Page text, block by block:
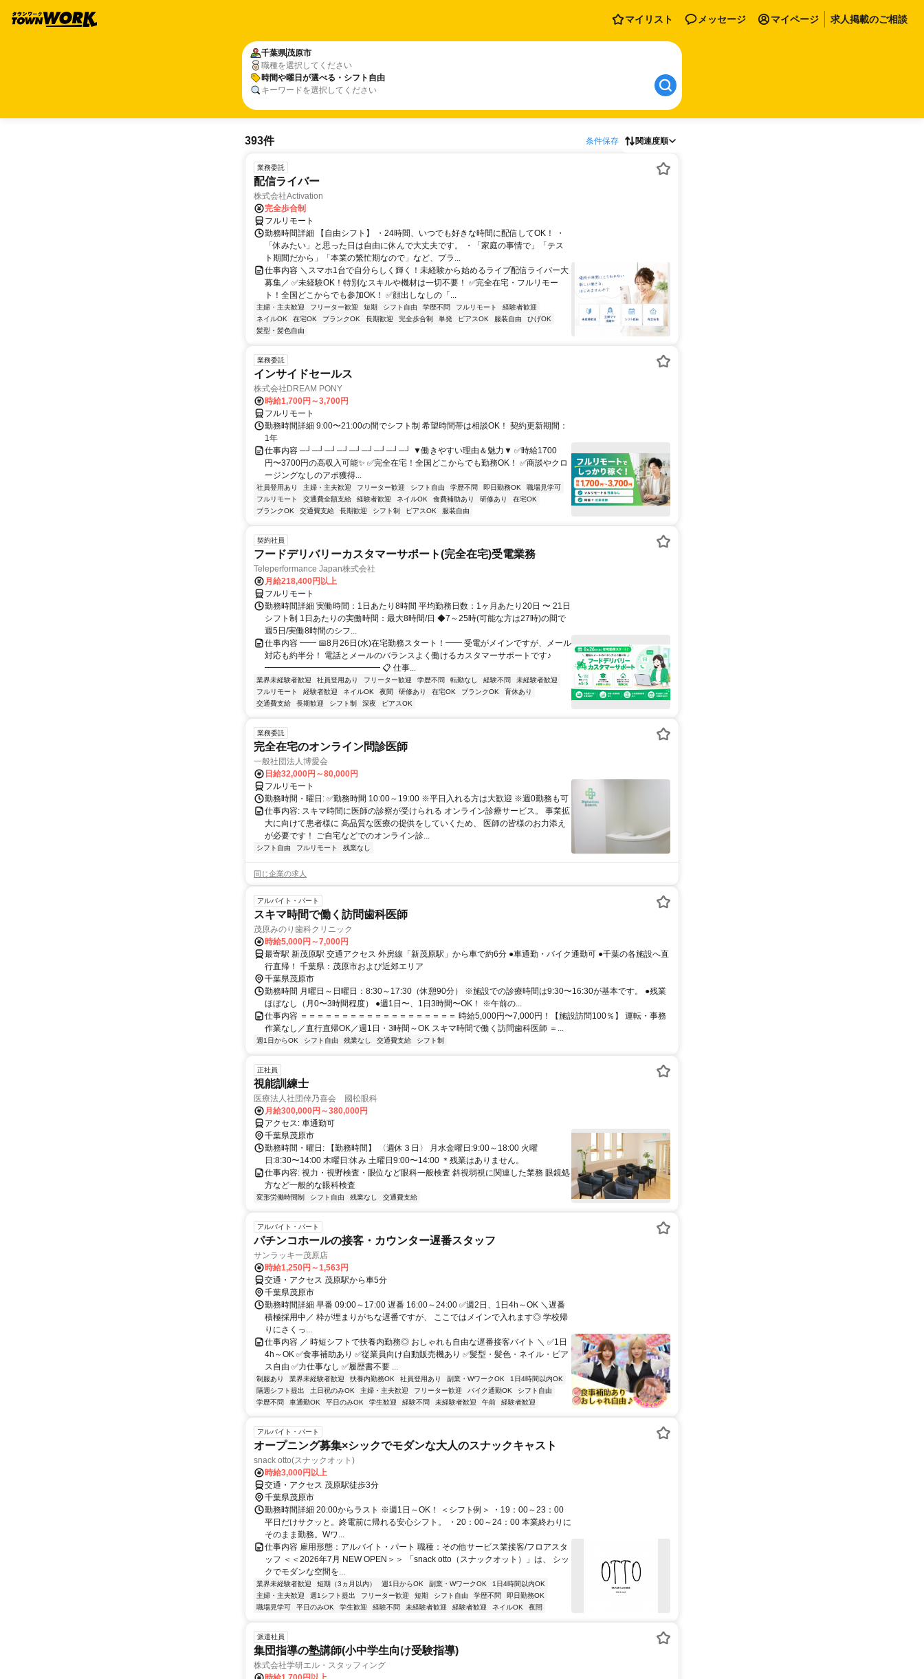
マイリスト メッセージ マイページ 求人掲載のご相談
千葉県茂原市
職種を選択してください
時間や曜日が選べる・シフト自由
キーワードを選択してください
393件 条件保存 関連度順
業務委託
配信ライバー
株式会社Activation
完全歩合制
フルリモート
勤務時間詳細 【自由シフト】 ・24時間、いつでも好きな時間に配信してOK！ ・
「休みたい」と思った日は自由に休んで大丈夫です。 ・「家庭の事情で」「テス
ト期間だから」「本業の繁忙期なので」など、プラ...
仕事内容 ＼スマホ1台で自分らしく輝く！未経験から始めるライブ配信ライバー大
募集／ ✅未経験OK！特別なスキルや機材は一切不要！ ✅完全在宅・フルリモー
ト！全国どこからでも参加OK！ ✅顔出しなしの「...
主婦・主夫歓迎 フリーター歓迎 短期 シフト自由 学歴不問 フルリモート
経験者歓迎
ネイルOK
在宅OK ブランクOK 長期歓迎 完全歩合制 単発 ピアスOK 服装自由
ひげOK
髪型・髪色自由
業務委託
インサイドセールス
株式会社DREAM PONY
時給1,700円～3,700円
フルリモート
勤務時間詳細 9:00〜21:00の間でシフト制 希望時間帯は相談OK！ 契約更新期間：
1年
仕事内容 ─┘─┘─┘─┘─┘─┘─┘─┘─┘ ▼働きやすい理由＆魅力▼ ✅時給1700
円〜3700円の高収入可能✨ ✅完全在宅！全国どこからでも勤務OK！ ✅商談やクロ
ージングなしのアポ獲得...
社員登用あり 主婦・主夫歓迎 フリーター歓迎 シフト自由 学歴不問 即日勤務OK
職場見学可
フルリモート
交通費全額支給 経験者歓迎 ネイルOK 食費補助あり 研修あり
在宅OK
ブランクOK
交通費支給 長期歓迎 シフト制 ピアスOK 服装自由
契約社員
フードデリバリーカスタマーサポート(完全在宅)受電業務
Teleperformance Japan株式会社
月給218,400円以上
フルリモート
勤務時間詳細 実働時間：1日あたり8時間 平均勤務日数：1ヶ月あたり20日 〜 21日
シフト制 1日あたりの実働時間：最大8時間/日 ◆7～25時(可能な方は27時)の間で
週5日/実働8時間のシフ...
仕事内容 ━━ 📅8月26日(水)在宅勤務スタート！━━ 受電がメインですが、メール
対応も約半分！ 電話とメールのバランスよく働けるカスタマーサポートです♪
━━━━━━━━━━━━━━ 📋 仕事...
業界未経験者歓迎 社員登用あり フリーター歓迎 学歴不問 転勤なし 経験不問
未経験者歓迎
フルリモート
経験者歓迎 ネイルOK 夜間 研修あり 在宅OK ブランクOK
育休あり
交通費支給
長期歓迎 シフト制 深夜 ピアスOK
業務委託
完全在宅のオンライン問診医師
一般社団法人博愛会
日給32,000円～80,000円
フルリモート
勤務時間・曜日: ✅勤務時間 10:00～19:00 ※平日入れる方は大歓迎 ※週0勤務も可
仕事内容: スキマ時間に医師の診察が受けられる オンライン診療サービス。 事業拡
大に向けて患者様に 高品質な医療の提供をしていくため、 医師の皆様のお力添え
が必要です！ ご自宅などでのオンライン診...
シフト自由 フルリモート 残業なし
同じ企業の求人
アルバイト・パート
スキマ時間で働く訪問歯科医師
茂原みのり歯科クリニック
時給5,000円～7,000円
最寄駅 新茂原駅 交通アクセス 外房線「新茂原駅」から車で約6分 ●車通勤・バイク通勤可 ●千葉の各施設へ直
行直帰！ 千葉県：茂原市および近郊エリア
千葉県茂原市
勤務時間 月曜日～日曜日：8:30～17:30（休憩90分） ※施設での診療時間は9:30〜16:30が基本です。 ●残業
ほぼなし（月0〜3時間程度） ●週1日〜、1日3時間〜OK！ ※午前の...
仕事内容 ＝＝＝＝＝＝＝＝＝＝＝＝＝＝＝＝＝＝＝ 時給5,000円〜7,000円！【施設訪問100％】 運転・事務
作業なし／直行直帰OK／週1日・3時間～OK スキマ時間で働く訪問歯科医師 ＝...
週1日からOK シフト自由 残業なし 交通費支給 シフト制
正社員
視能訓練士
医療法人社団倖乃喜会 國松眼科
月給300,000円～380,000円
アクセス: 車通勤可
千葉県茂原市
勤務時間・曜日: 【勤務時間】 〈週休３日〉 月水金曜日:9:00～18:00 火曜
日:8:30〜14:00 木曜日:休み 土曜日9:00〜14:00 ＊残業はありません。
仕事内容: 視力・視野検査・眼位など眼科一般検査 斜視弱視に関連した業務 眼鏡処
方など一般的な眼科検査
変形労働時間制 シフト自由 残業なし 交通費支給
アルバイト・パート
パチンコホールの接客・カウンター遅番スタッフ
サンラッキー茂原店
時給1,250円～1,563円
交通・アクセス 茂原駅から車5分
千葉県茂原市
勤務時間詳細 早番 09:00～17:00 遅番 16:00～24:00 ✅週2日、1日4h～OK ＼遅番
積極採用中／ 枠が埋まりがちな遅番ですが、 ここではメインで入れます◎ 学校帰
りにさくっ...
仕事内容 ／ 時短シフトで扶養内勤務◎ おしゃれも自由な遅番接客バイト ＼ ✅1日
4h～OK ✅食事補助あり ✅従業員向け自動販売機あり ✅髪型・髪色・ネイル・ピア
ス自由 ✅力仕事なし ✅履歴書不要 ...
制服あり 業界未経験者歓迎 扶養内勤務OK 社員登用あり 副業・WワークOK
1日4時間以内OK
隔週シフト提出
土日祝のみOK 主婦・主夫歓迎 フリーター歓迎 バイク通勤OK
シフト自由
学歴不問
車通勤OK 平日のみOK 学生歓迎 経験不問 未経験者歓迎 午前 経験者歓迎
アルバイト・パート
オープニング募集×シックでモダンな大人のスナックキャスト
snack otto(スナックオット)
時給3,000円以上
交通・アクセス 茂原駅徒歩3分
千葉県茂原市
勤務時間詳細 20:00からラスト ※週1日～OK！ ＜シフト例＞ ・19：00～23：00
平日だけサクッと。終電前に帰れる安心シフト。 ・20：00～24：00 本業終わりに
そのまま勤務。Wワ...
仕事内容 雇用形態：アルバイト・パート 職種：その他サービス業接客/フロアスタ
ッフ ＜＜2026年7月 NEW OPEN＞＞ 「snack otto（スナックオット）」は、 シッ
クでモダンな空間を...
業界未経験者歓迎 短期（3ヵ月以内） 週1日からOK 副業・WワークOK
1日4時間以内OK
主婦・主夫歓迎
週1シフト提出 フリーター歓迎 短期 シフト自由 学歴不問
即日勤務OK
職場見学可
平日のみOK 学生歓迎 経験不問 未経験者歓迎 経験者歓迎 ネイルOK 夜間
派遣社員
集団指導の塾講師(小中学生向け受験指導)
株式会社学研エル・スタッフィング